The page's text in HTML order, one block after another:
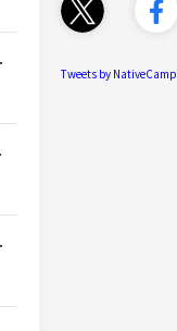
Tweets by NativeCamp